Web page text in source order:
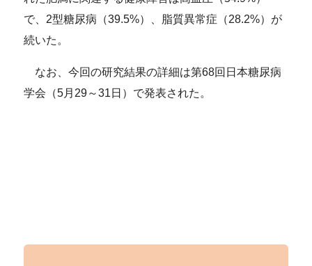
で、2型糖尿病（39.5%）、脂質異常症（28.2%）が
続いた。
なお、今回の研究結果の詳細は第68回日本糖尿病
学会（5月29～31日）で発表された。